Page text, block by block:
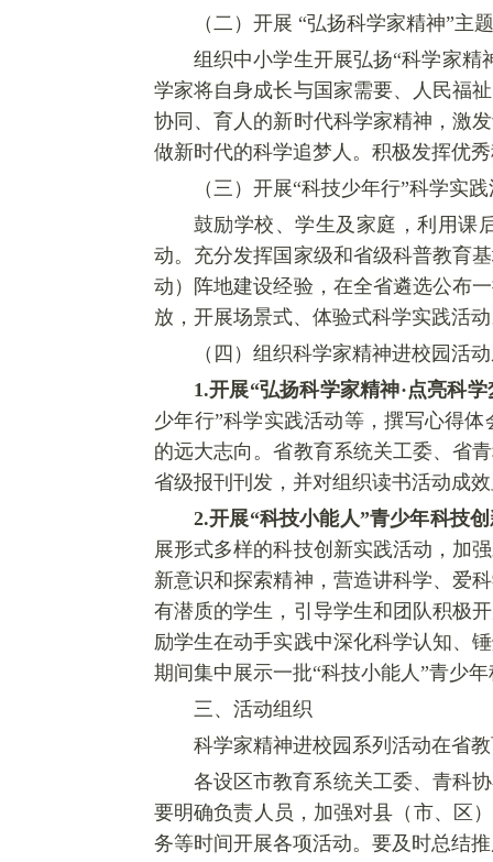
（二）开展 “弘扬科学家精神”主
组织中小学生开展弘扬“科学家
学家将自身成长与国家需要、人民福
协同、育人的新时代科学家精神，激
做新时代的科学追梦人。积极发挥优
（三）开展“科技少年行”科学实
鼓励学校、学生及家庭，利用课
动。充分发挥国家级和省级科普教育
动）阵地建设经验，在全省遴选公布
放，开展场景式、体验式科学实践活
（四）组织科学家精神进校园活
1.开展“弘扬科学家精神·点亮科学
少年行”科学实践活动等，撰写心得
的远大志向。省教育系统关工委、省
省级报刊刊发，并对组织读书活动成
2.开展“科技小能人”青少年科技
展形式多样的科技创新实践活动，加
新意识和探索精神，营造讲科学、爱
有潜质的学生，引导学生和团队积极
励学生在动手实践中深化科学认知、
期间集中展示一批“科技小能人”青少
三、活动组织
科学家精神进校园系列活动在省
各设区市教育系统关工委、青科
要明确负责人员，加强对县（市、区
务等时间开展各项活动。要及时总结